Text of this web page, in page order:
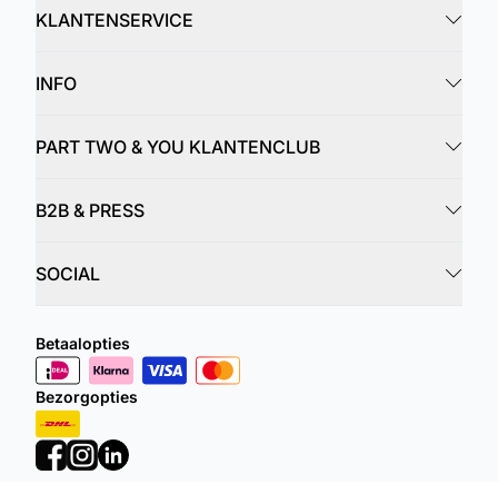
KLANTENSERVICE
INFO
PART TWO & YOU KLANTENCLUB
B2B & PRESS
SOCIAL
Betaalopties
Bezorgopties